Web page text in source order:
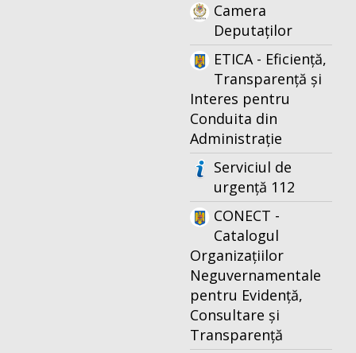
Camera
Deputaților
ETICA - Eficiență,
Transparență și
Interes pentru
Conduita din
Administrație
Serviciul de
urgență 112
CONECT -
Catalogul
Organizațiilor
Neguvernamentale
pentru Evidență,
Consultare și
Transparență